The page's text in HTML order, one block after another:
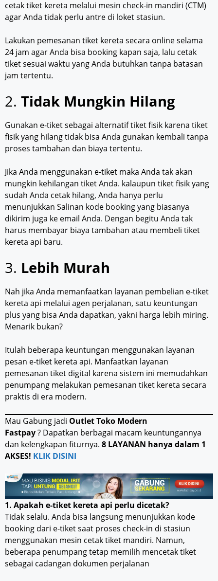
cetak tiket kereta melalui mesin check-in mandiri (CTM)
agar Anda tidak perlu antre di loket stasiun.
Lakukan pemesanan tiket kereta secara online selama
24 jam agar Anda bisa booking kapan saja, lalu cetak
tiket sesuai waktu yang Anda butuhkan tanpa batasan
jam tertentu.
2. Tidak Mungkin Hilang
Gunakan e-tiket sebagai alternatif tiket fisik karena tiket
fisik yang hilang tidak bisa Anda gunakan kembali tanpa
proses tambahan dan biaya tertentu.
Jika Anda menggunakan e-tiket maka Anda tak akan
mungkin kehilangan tiket Anda. kalaupun tiket fisik yang
sudah Anda cetak hilang, Anda hanya perlu
menunjukkan Salinan kode booking yang biasanya
dikirim juga ke email Anda. Dengan begitu Anda tak
harus membayar biaya tambahan atau membeli tiket
kereta api baru.
3. Lebih Murah
Nah jika Anda memanfaatkan layanan pembelian e-tiket
kereta api melalui agen perjalanan, satu keuntungan
plus yang bisa Anda dapatkan, yakni harga lebih miring.
Menarik bukan?
Itulah beberapa keuntungan menggunakan layanan
pesan e-tiket kereta api. Manfaatkan layanan
pemesanan tiket digital karena sistem ini memudahkan
penumpang melakukan pemesanan tiket kereta secara
praktis di era modern.
Mau Gabung jadi Outlet Toko Modern
Fastpay? Dapatkan berbagai macam keuntungannya
dan kelengkapan fiturnya. 8 LAYANAN hanya dalam 1
AKSES! KLIK DISINI
1. Apakah e-tiket kereta api perlu dicetak?
Tidak selalu. Anda bisa langsung menunjukkan kode
booking dari e-tiket saat proses check-in di stasiun
menggunakan mesin cetak tiket mandiri. Namun,
beberapa penumpang tetap memilih mencetak tiket
sebagai cadangan dokumen perjalanan